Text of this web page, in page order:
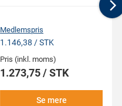
Medlemspris
1.146,38 / STK
Pris (inkl. moms)
1.273,75 / STK
Se mere